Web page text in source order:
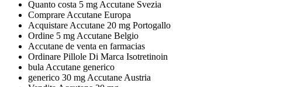
Quanto costa 5 mg Accutane Svezia
Comprare Accutane Europa
Acquistare Accutane 20 mg Portogallo
Ordine 5 mg Accutane Belgio
Accutane de venta en farmacias
Ordinare Pillole Di Marca Isotretinoin
bula Accutane generico
generico 30 mg Accutane Austria